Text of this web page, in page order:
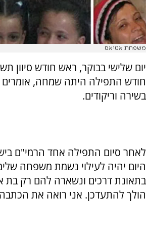
משפחת אטיאס
יום שלישי בבוקר, ראש חודש סיוון
חודש התפילה היתה שמחה, אומרים
בשירה וריקודים.
לאחר סיום התפילה אחד הרמי"ם
היום יהיה לעילוי נשמת משפחה
בתאונת דרכים ונשארה להם רק בת
הולך להתעדכן. אני רואה את